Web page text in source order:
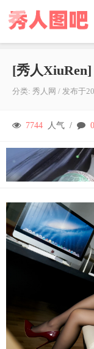
[秀人XiuRen]
分类: 秀人网 / 发布于
7744 人气 / 0